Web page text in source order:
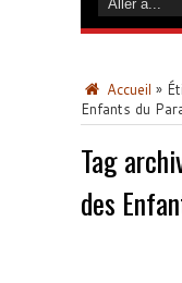
Accueil »
Enfants du
Tag
des